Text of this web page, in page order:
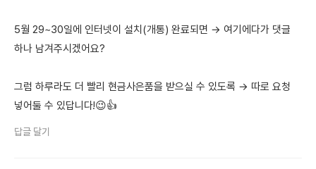
5월 29~30일에 인터넷이 설치(개통) 완료되면 → 여기에다가 댓글
하나 남겨주시겠어요?
그럼 하루라도 더 빨리 현금사은품을 받으실 수 있도록 → 따로 요청
넣어둘 수 있답니다!😉👍
답글 달기